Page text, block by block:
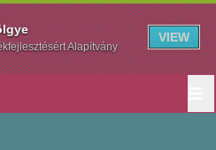
Alapítvány
VIEW